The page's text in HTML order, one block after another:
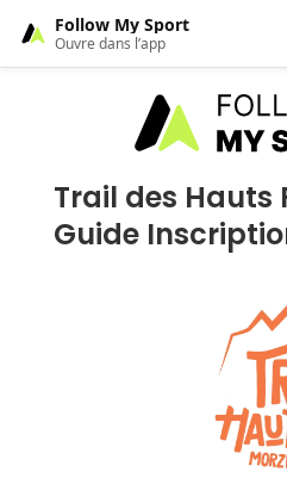
Trail des Hauts
Guide
Follow My Sport
Ouvre dans l’app